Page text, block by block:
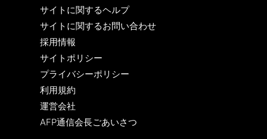
サイトに関するヘルプ
サイトに関するお問い合わせ
採用情報
サイトポリシー
プライバシーポリシー
利用規約
運営会社
AFP通信会長ごあいさつ